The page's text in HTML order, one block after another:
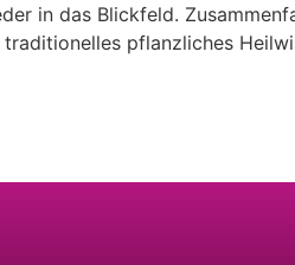
in das Blickfeld.
pflanzliches